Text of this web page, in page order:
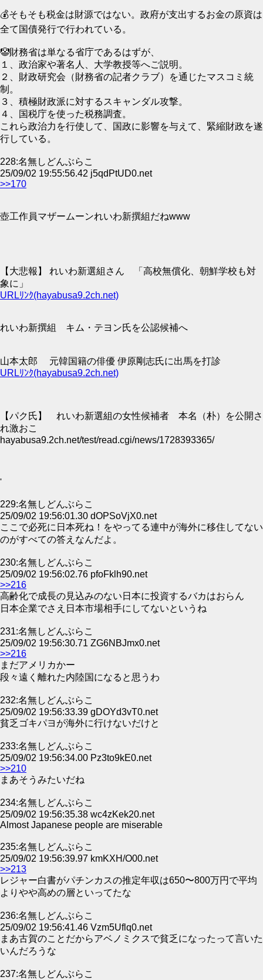
💰そもそも税金は財源ではない。政府が支出するお金の原資は
全て国債発行で行われている。
🤡財務省は単なる省庁であるはずが、
１、政治家や著名人、大学教授等へご説明。
２、財政研究会（財務省の記者クラブ）を通じたマスコミ統
制。
３、積極財政派に対するスキャンダル攻撃。
４、国税庁を使った税務調査。
これら政治力を行使して、国政に影響を与えて、緊縮財政を遂
行している。
228:名無しどんぶらこ
25/09/02 19:55:56.42 j5qdPtUD0.net
>>170
壺工作員マザームーンれいわ新撰組だねwww
【大悲報】 れいわ新選組さん 「高校無償化、朝鮮学校も対
象に」
URLﾘﾝｸ(hayabusa9.2ch.net)
れいわ新撰組 キム・テヨン氏を公認候補へ
山本太郎 元韓国籍の俳優 伊原剛志氏に出馬を打診
URLﾘﾝｸ(hayabusa9.2ch.net)
【パク氏】 れいわ新選組の女性候補者 本名（朴）を公開さ
れ激おこ
hayabusa9.2ch.net/test/read.cgi/news/1728393365/
'
229:名無しどんぶらこ
25/09/02 19:56:01.30 dOPSoVjX0.net
ここで必死に日本死ね！をやってる連中が海外に移住してない
のがすべての答えなんだよ。
230:名無しどんぶらこ
25/09/02 19:56:02.76 pfoFklh90.net
>>216
高齢化で成長の見込みのない日本に投資するバカはおらん
日本企業でさえ日本市場相手にしてないというね
231:名無しどんぶらこ
25/09/02 19:56:30.71 ZG6NBJmx0.net
>>216
まだアメリカかー
段々遠く離れた内陸国になると思うわ
232:名無しどんぶらこ
25/09/02 19:56:33.39 gDOYd3vT0.net
貧乏ゴキパヨが海外に行けないだけと
233:名無しどんぶらこ
25/09/02 19:56:34.00 Pz3to9kE0.net
>>210
まあそうみたいだね
234:名無しどんぶらこ
25/09/02 19:56:35.38 wc4zKek20.net
Almost Japanese people are miserable
235:名無しどんぶらこ
25/09/02 19:56:39.97 kmKXH/O00.net
>>213
レジャー白書がパチンカスの推定年収は650〜800万円で平均
よりやや高めの層といってたな
236:名無しどんぶらこ
25/09/02 19:56:41.46 Vzm5Uflq0.net
まあ古賀のことだからアベノミクスで貧乏になったって言いた
いんだろうな
237:名無しどんぶらこ